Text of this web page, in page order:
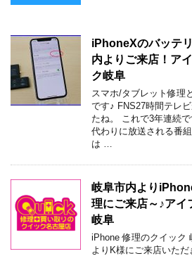
iPhoneXのバッテ
内よりご来店！ア
ク岐阜
スマホ/タブレット修理
です♪ FNS27時間テレ
たね。 これで3年連続
代わりに放送される番
は …
岐阜市内より
理にご来店～♪アイ
岐阜
iPhone 修理のクイック
よりK様にご来店いた